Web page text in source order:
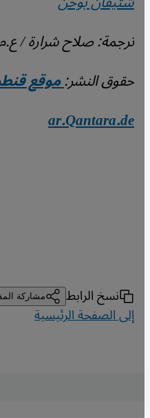
ترجمة: صلاح شرارة /
حقوق النشر:موقع قنطرة
ar.Qantara.de
نسخ الرابط مشاركة
إلى الصفحة الرئيسية